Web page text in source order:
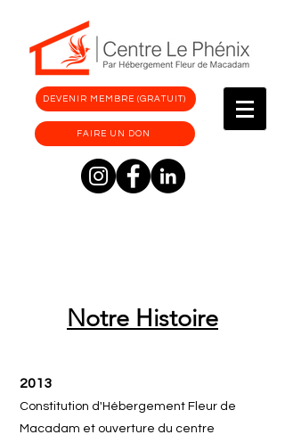
DEVENIR MEMBRE (GRATUIT)
FAIRE UN DON
Notre Histoire
2013
Constitution d'Hébergement Fleur de
Macadam et ouverture du centre